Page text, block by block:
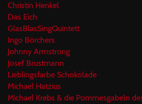
Christin Henkel
Das Eich
GlasBlasSingQuintett
Ingo Börchers
Johnny Armstrong
Josef Brustmann
Lieblingsfarbe Schokolade
Michael Hatzius
Michael Krebs & die Pommesgabeln